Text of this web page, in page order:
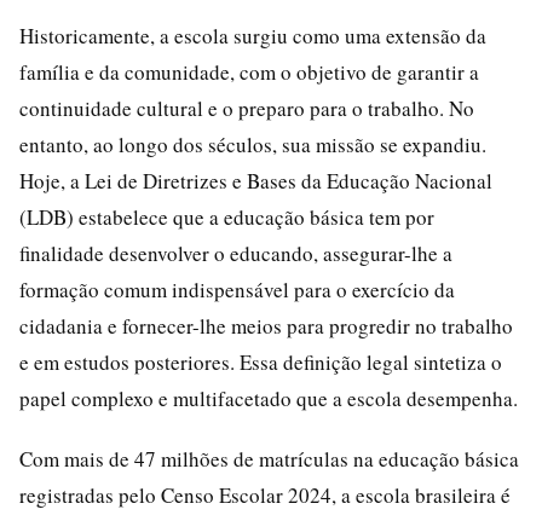
Historicamente, a escola surgiu como uma extensão da
família e da comunidade, com o objetivo de garantir a
continuidade cultural e o preparo para o trabalho. No
entanto, ao longo dos séculos, sua missão se expandiu.
Hoje, a Lei de Diretrizes e Bases da Educação Nacional
(LDB) estabelece que a educação básica tem por
finalidade desenvolver o educando, assegurar-lhe a
formação comum indispensável para o exercício da
cidadania e fornecer-lhe meios para progredir no trabalho
e em estudos posteriores. Essa definição legal sintetiza o
papel complexo e multifacetado que a escola desempenha.
Com mais de 47 milhões de matrículas na educação básica
registradas pelo Censo Escolar 2024, a escola brasileira é